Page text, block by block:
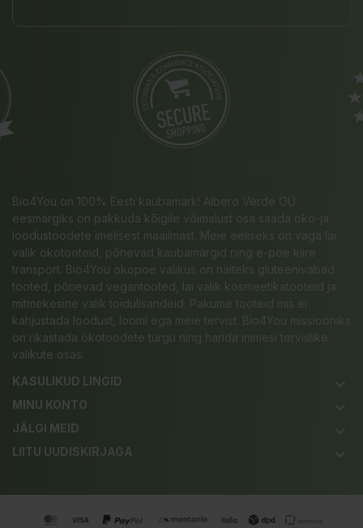
Bio4You on 100% Eesti kaubamärk! Albero Verde OÜ
eesmärgiks on pakkuda kõigile võimalust osa saada öko-ja
loodustoodete imelisest maailmast. Meie eeliseks on väga lai
valik ökotooteid, põnevad kaubamärgid ning e-poe kiire
transport. Bio4You ökopoe valikus on näiteks gluteenivabad
tooted, põnevad vegantooted, lai valik kosmeetikatooteid ja
mitmekesine valik toidulisandeid. Pakume tooteid mis ei
kahjustada loodust, loomi ega meie tervist. Bio4You missiooniks
on rikastada ökotoodete turgu ning harida inimesi tervislike
valikute osas.
KASULIKUD LINGID
keyboard_arrow_down
MINU KONTO keyboard_arrow_down
JÄLGI MEID keyboard_arrow_down
LIITU UUDISKIRJAGA keyboard_arrow_down